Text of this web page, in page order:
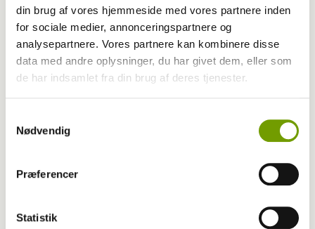
din brug af vores hjemmeside med vores partnere inden
for sociale medier, annonceringspartnere og
analysepartnere. Vores partnere kan kombinere disse
data med andre oplysninger, du har givet dem, eller som
de har indsamlet fra din brug af deres tjenester.
Nødvendig
Præferencer
Statistik
Aktuelt